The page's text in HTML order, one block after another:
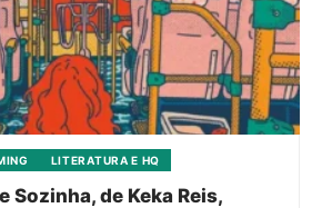
LITERATURA E HQ
Sozinha, de Keka Reis,